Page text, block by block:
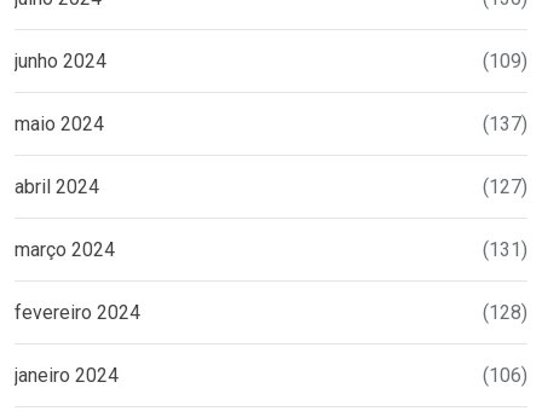
junho 2024 (109)
maio 2024 (137)
abril 2024 (127)
março 2024 (131)
fevereiro 2024 (128)
janeiro 2024 (106)